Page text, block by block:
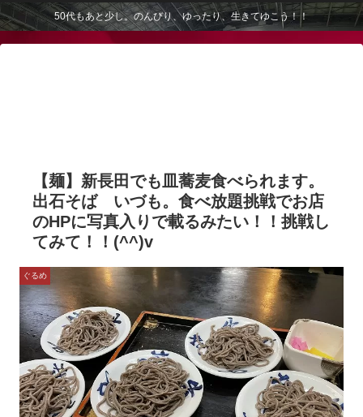
50代もあと少し。のんびり、ゆったり、生きてゆこう！！
【麺】新長田でも皿蕎麦食べられます。
出石そば いづも。食べ放題挑戦でお店
のHPに写真入りで載るみたい！！挑戦し
てみて！！(^^)v
ぐるめ